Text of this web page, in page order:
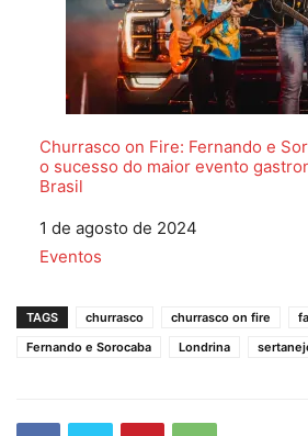
Churrasco on Fire: Fernando e
o sucesso do maior evento
Brasil
Data
1 de agosto de 2024
Em relação a
Eventos
TAGS churrasco churrasco on fire
Fernando e Sorocaba
Londrina